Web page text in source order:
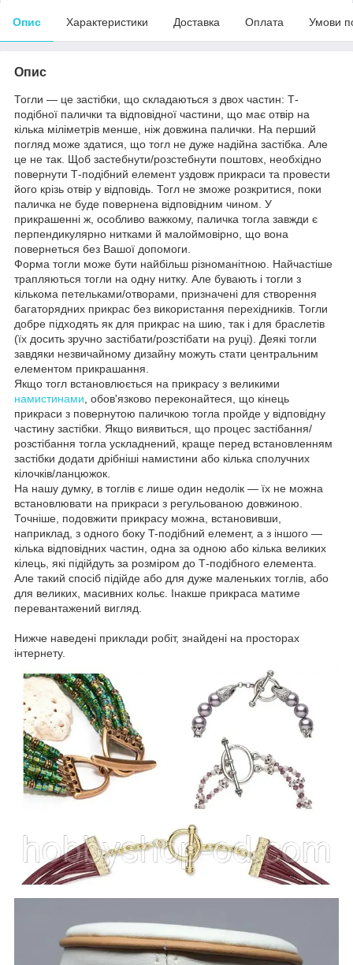
Опис Характеристики Доставка Оплата Умови
Опис
Тогли — це застібки, що складаються з двох частин: Т-
подібної палички та відповідної частини, що має отвір на
кілька міліметрів менше, ніж довжина палички. На перший
погляд може здатися, що тогл не дуже надійна застібка. Але
це не так. Щоб застебнути/розстебнути поштовх, необхідно
повернути Т-подібний елемент уздовж прикраси та провести
його крізь отвір у відповідь. Тогл не зможе розкритися, поки
паличка не буде повернена відповідним чином. У
прикрашенні ж, особливо важкому, паличка тогла завжди є
перпендикулярно нитками й малоймовірно, що вона
повернеться без Вашої допомоги.
Форма тогли може бути найбільш різноманітною. Найчастіше
трапляються тогли на одну нитку. Але бувають і тогли з
кількома петельками/отворами, призначені для створення
багаторядних прикрас без використання перехідників. Тогли
добре підходять як для прикрас на шию, так і для браслетів
(їх досить зручно застібати/розстібати на руці). Деякі тогли
завдяки незвичайному дизайну можуть стати центральним
елементом прикрашання.
Якщо тогл встановлюється на прикрасу з великими
намистинами , обов'язково переконайтеся, що кінець
прикраси з повернутою паличкою тогла пройде у відповідну
частину застібки. Якщо виявиться, що процес застібання/
розстібання тогла ускладнений, краще перед встановленням
застібки додати дрібніші намистини або кілька сполучних
кілочків/ланцюжок.
На нашу думку, в тоглів є лише один недолік — їх не можна
встановлювати на прикраси з регульованою довжиною.
Точніше, подовжити прикрасу можна, встановивши,
наприклад, з одного боку T-подібний елемент, а з іншого —
кілька відповідних частин, одна за одною або кілька великих
кілець, які підійдуть за розміром до Т-подібного елемента.
Але такий спосіб підійде або для дуже маленьких тоглів, або
для великих, масивних кольє. Інакше прикраса матиме
перевантажений вигляд.
Нижче наведені приклади робіт, знайдені на просторах
інтернету.